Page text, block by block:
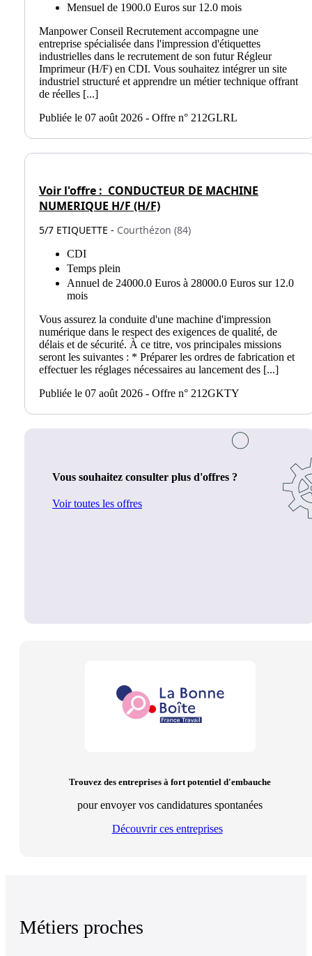
Mensuel de 1900.0 Euros sur 12.0 mois
Manpower Conseil Recrutement accompagne une
entreprise spécialisée dans l'impression d'étiquettes
industrielles dans le recrutement de son futur Régleur
Imprimeur (H/F) en CDI. Vous souhaitez intégrer un site
industriel structuré et apprendre un métier technique offrant
de réelles [...]
Publiée le 07 août 2026 - Offre n° 212GLRL
Voir l'offre : CONDUCTEUR DE MACHINE
NUMERIQUE H/F (H/F)
5/7 ETIQUETTE - Courthézon (84)
CDI
Temps plein
Annuel de 24000.0 Euros à 28000.0 Euros sur 12.0
mois
Vous assurez la conduite d'une machine d'impression
numérique dans le respect des exigences de qualité, de
délais et de sécurité. À ce titre, vos principales missions
seront les suivantes : * Préparer les ordres de fabrication et
effectuer les réglages nécessaires au lancement des [...]
Publiée le 07 août 2026 - Offre n° 212GKTY
Vous souhaitez consulter plus d'offres ?
Voir toutes les offres
Trouvez des entreprises à fort potentiel d'embauche
pour envoyer vos candidatures spontanées
Découvrir ces entreprises
Métiers proches